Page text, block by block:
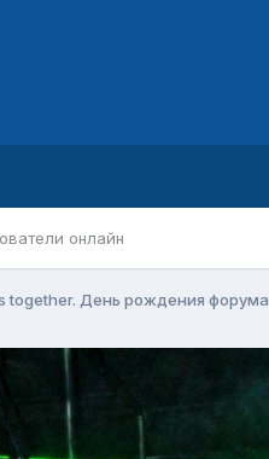
онлайн
together. День рождения форума